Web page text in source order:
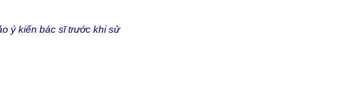
ý kiến bác sĩ trước khi sử